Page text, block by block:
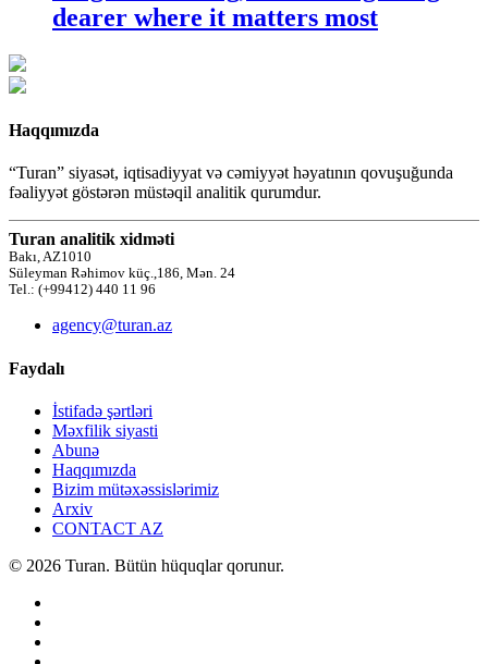
dearer where it matters most
Haqqımızda
“Turan” siyasət, iqtisadiyyat və cəmiyyət həyatının qovuşuğunda
fəaliyyət göstərən müstəqil analitik qurumdur.
Turan analitik xidməti
Bakı, AZ1010
Süleyman Rəhimov küç.,186, Mən. 24
Tel.: (+99412) 440 11 96
agency@turan.az
Faydalı
İstifadə şərtləri
Məxfilik siyasti
Abunə
Haqqımızda
Bizim mütəxəssislərimiz
Arxiv
CONTACT AZ
© 2026 Turan. Bütün hüquqlar qorunur.